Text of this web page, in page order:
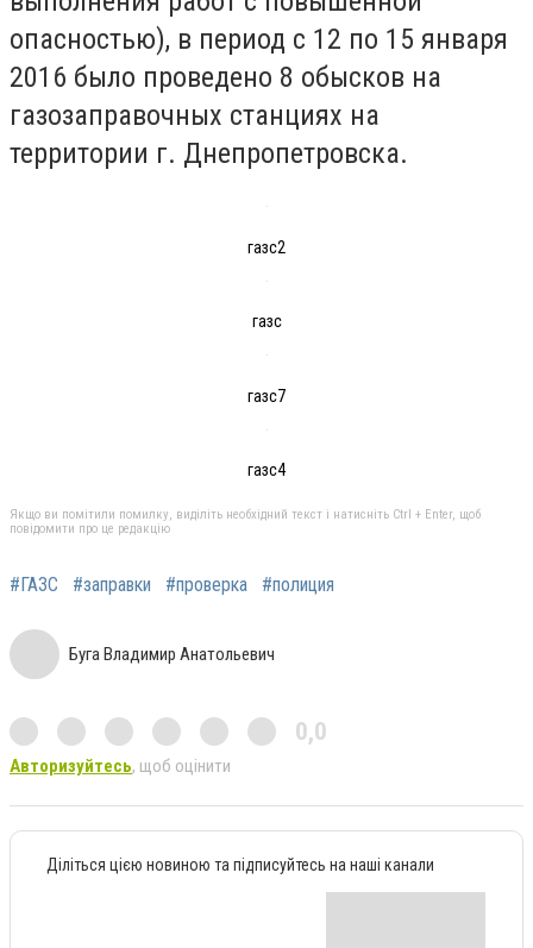
опасностью), в период с 12 по 15 января
2016 было проведено 8 обысков на
газозаправочных станциях на
территории г. Днепропетровска.
газс2
газс
газс7
газс4
Якщо ви помітили помилку, виділіть необхідний текст і натисніть Ctrl + Enter, щоб
повідомити про це редакцію
#ГАЗС #заправки #проверка #полиция
Буга Владимир Анатольевич
0,0
Авторизуйтесь, щоб оцінити
Діліться цією новиною та підписуйтесь на наші канали